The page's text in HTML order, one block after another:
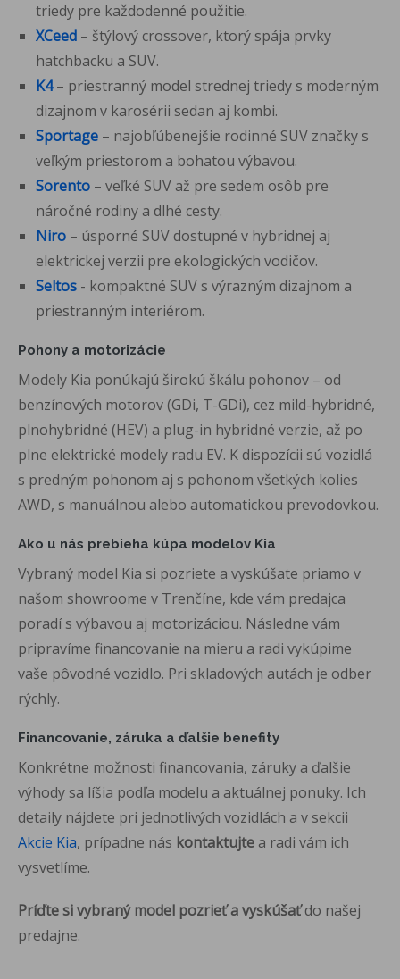
triedy pre každodenné použitie.
XCeed – štýlový crossover, ktorý spája prvky
hatchbacku a SUV.
K4– priestranný model strednej triedy s moderným
dizajnom v karosérii sedan aj kombi.
Sportage – najobľúbenejšie rodinné SUV značky s
veľkým priestorom a bohatou výbavou.
Sorento – veľké SUV až pre sedem osôb pre
náročné rodiny a dlhé cesty.
Niro – úsporné SUV dostupné v hybridnej aj
elektrickej verzii pre ekologických vodičov.
Seltos - kompaktné SUV s výrazným dizajnom a
priestranným interiérom.
Pohony a motorizácie
Modely Kia ponúkajú širokú škálu pohonov – od
benzínových motorov (GDi, T-GDi), cez mild-hybridné,
plnohybridné (HEV) a plug-in hybridné verzie, až po
plne elektrické modely radu EV. K dispozícii sú vozidlá
s predným pohonom aj s pohonom všetkých kolies
AWD, s manuálnou alebo automatickou prevodovkou.
Ako u nás prebieha kúpa modelov Kia
Vybraný model Kia si pozriete a vyskúšate priamo v
našom showroome v Trenčíne, kde vám predajca
poradí s výbavou aj motorizáciou. Následne vám
pripravíme financovanie na mieru a radi vykúpime
vaše pôvodné vozidlo. Pri skladových autách je odber
rýchly.
Financovanie, záruka a ďalšie benefity
Konkrétne možnosti financovania, záruky a ďalšie
výhody sa líšia podľa modelu a aktuálnej ponuky. Ich
detaily nájdete pri jednotlivých vozidlách a v sekcii
Akcie Kia, prípadne nás kontaktujte a radi vám ich
vysvetlíme.
Príďte si vybraný model pozrieť a vyskúšaťdo našej
predajne.